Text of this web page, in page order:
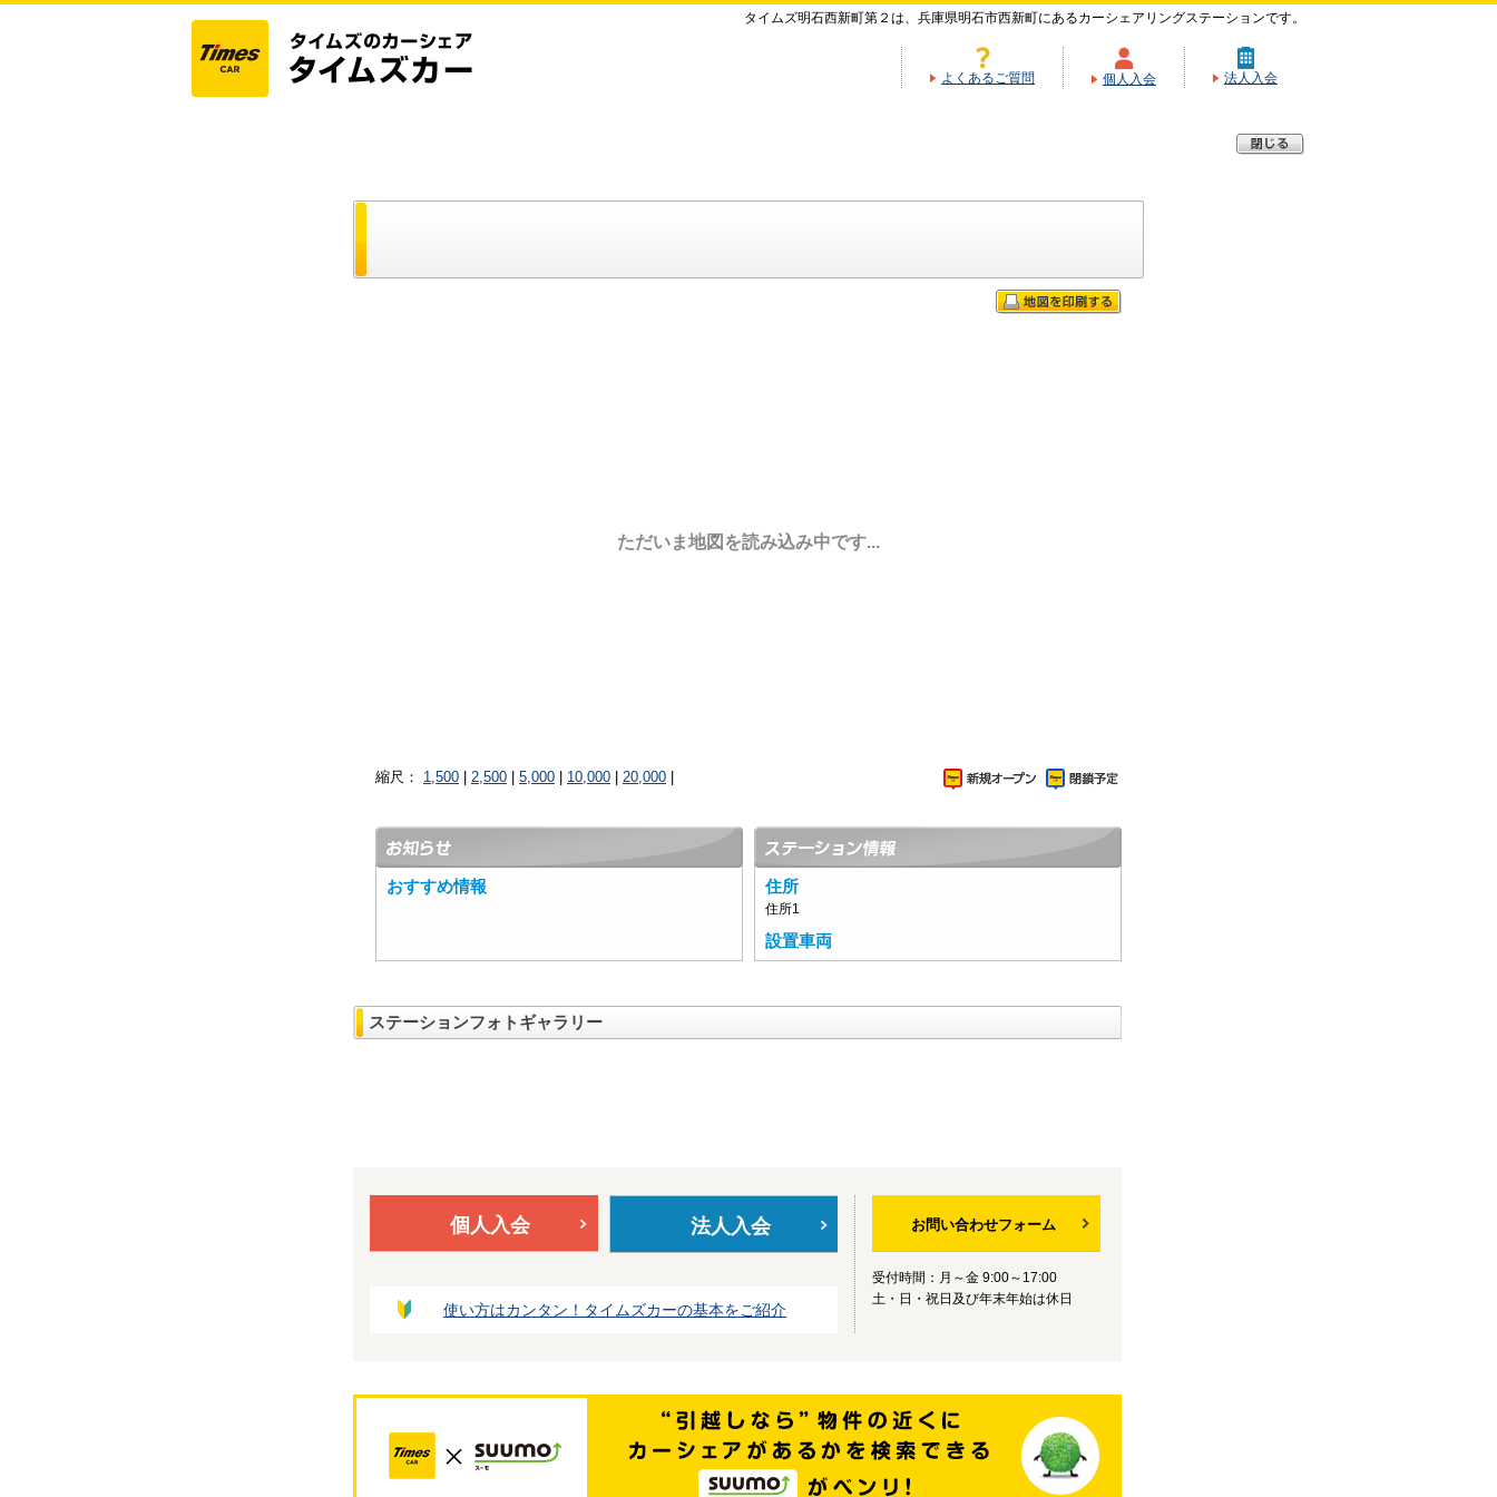
タイムズ明石西新町第２は、兵庫県明石市西新町にあるカーシェアリングステーションです。
よくあるご質問 個人入会 法人入会
ただいま地図を読み込み中です...
縮尺： 1,500 2,500 5,000 10,000 20,000
おすすめ情報 住所
住所1
設置車両
ステーションフォトギャラリー
個人入会 法人入会
使い方はカンタン！タイムズカーの基本をご紹介
お問い合わせフォーム
受付時間：月～金 9:00～17:00
土・日・祝日及び年末年始は休日